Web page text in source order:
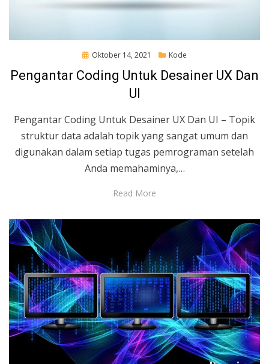
Posted
Oktober 14, 2021 Kode
Pengantar Coding Untuk Desainer UX Dan
UI
Pengantar Coding Untuk Desainer UX Dan UI – Topik
struktur data adalah topik yang sangat umum dan
digunakan dalam setiap tugas pemrograman setelah
Anda memahaminya,…
Read More